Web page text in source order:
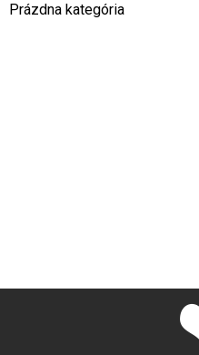
Prázdna kategória